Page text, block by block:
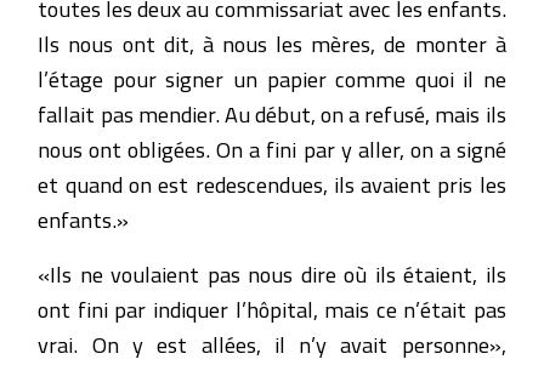
toutes les deux au commissariat avec les enfants.
Ils nous ont dit, à nous les mères, de monter à
l’étage pour signer un papier comme quoi il ne
fallait pas mendier. Au début, on a refusé, mais ils
nous ont obligées. On a fini par y aller, on a signé
et quand on est redescendues, ils avaient pris les
enfants.»
«Ils ne voulaient pas nous dire où ils étaient, ils
ont fini par indiquer l’hôpital, mais ce n’était pas
vrai. On y est allées, il n’y avait personne»,